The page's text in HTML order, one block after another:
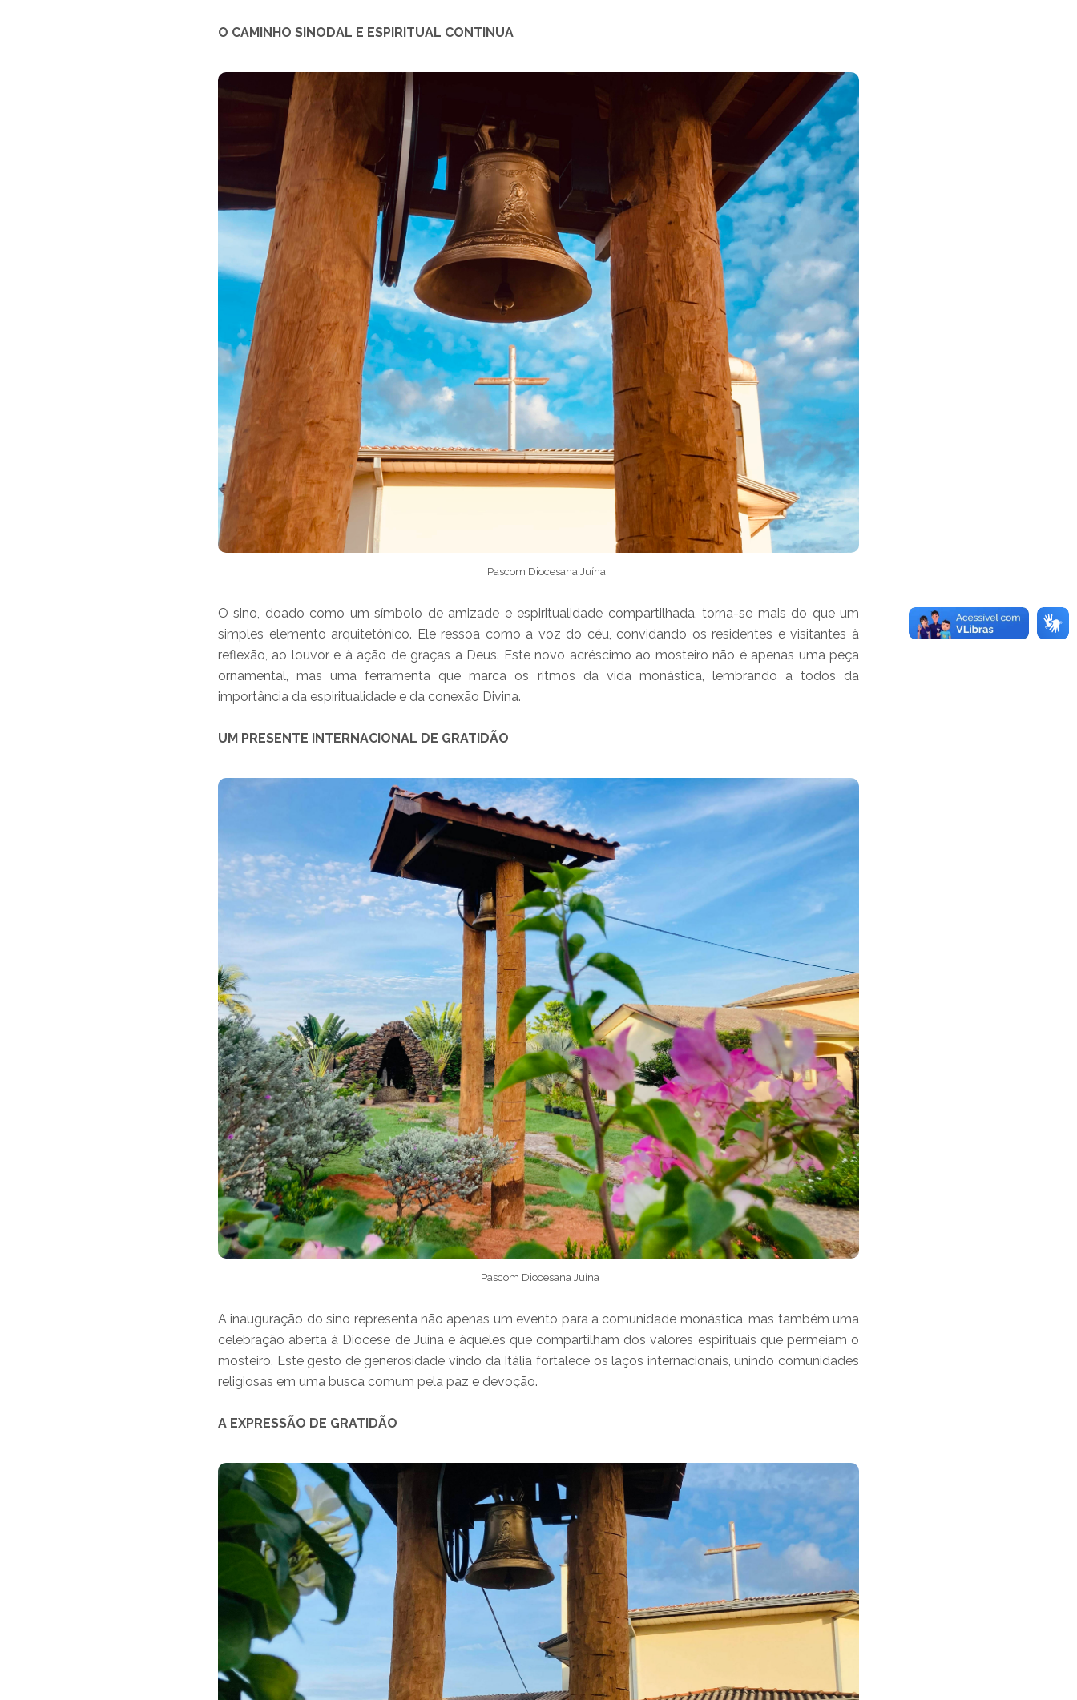
O CAMINHO SINODAL E ESPIRITUAL CONTINUA
Pascom Diocesana Juína
O sino, doado como um símbolo de amizade e espiritualidade compartilhada, torna-se mais do que um
simples elemento arquitetônico. Ele ressoa como a voz do céu, convidando os residentes e visitantes à
reflexão, ao louvor e à ação de graças a Deus. Este novo acréscimo ao mosteiro não é apenas uma peça
ornamental, mas uma ferramenta que marca os ritmos da vida monástica, lembrando a todos da
importância da espiritualidade e da conexão Divina.
UM PRESENTE INTERNACIONAL DE GRATIDÃO
Pascom Diocesana Juína
A inauguração do sino representa não apenas um evento para a comunidade monástica, mas também uma
celebração aberta à Diocese de Juína e àqueles que compartilham dos valores espirituais que permeiam o
mosteiro. Este gesto de generosidade vindo da Itália fortalece os laços internacionais, unindo comunidades
religiosas em uma busca comum pela paz e devoção.
A EXPRESSÃO DE GRATIDÃO